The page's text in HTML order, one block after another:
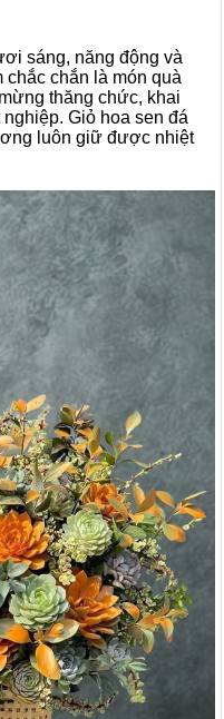
sáng, năng động và
chắc chắn là món quà
thăng chức, khai
Giỏ hoa sen đá
luôn giữ được nhiệt